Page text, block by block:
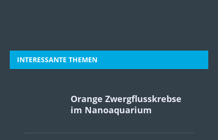
INTERESSANTE THEMEN
Orange Zwergflusskrebse
im Nanoaquarium